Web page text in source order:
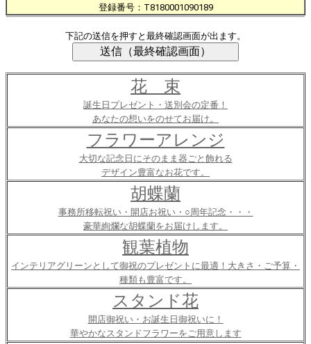
登録番号：T8180001090189
下記の送信を押すと最終確認画面が出ます。
花 束
誕生日プレゼント・送別会の定番！
あなたの想いをのせてお届け。
フラワーアレンジ
大切な記念日にそのまま器ごと飾れる
デザイン豊富なお花です。
胡蝶蘭
事務所移転祝い・開店お祝い・○周年記念・・・
豪華絢爛な胡蝶蘭をお届けします。
観葉植物
インテリアグリーンとして御祝のプレゼントに最適！大きさ・ご予算・
種類も豊富です。
スタンド花
開店御祝い・お誕生日御祝いに！
華やかなスタンドフラワーをご用意します